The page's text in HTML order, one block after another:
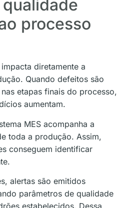
processo
diretamente a
Quando defeitos são
etapas finais do processo,
aumentam.
MES acompanha a
toda a produção. Assim,
conseguem identificar
alertas são emitidos
parâmetros de qualidade
estabelecidos. Dessa